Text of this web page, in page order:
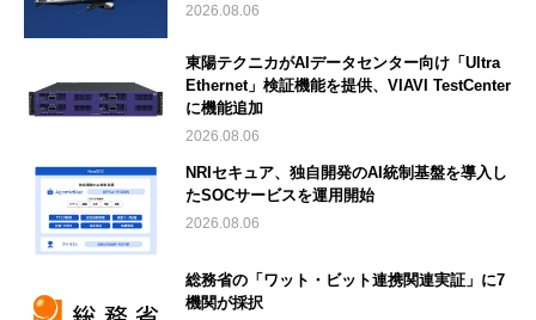
2026.08.06
東陽テクニカがAIデータセンター向け「Ultra
Ethernet」検証機能を提供、VIAVI TestCenter
に機能追加
2026.08.06
NRIセキュア、独自開発のAI統制基盤を導入し
たSOCサービスを運用開始
2026.08.06
総務省の「ワット・ビット連携関連実証」に7
機関が採択